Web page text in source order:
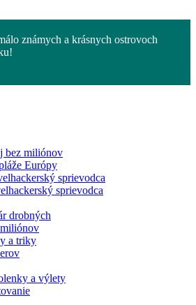
známych a krásnych ostrovoch
bez miliónov
Európy
sprievodca
sprievodca
drobných
a triky
a výlety